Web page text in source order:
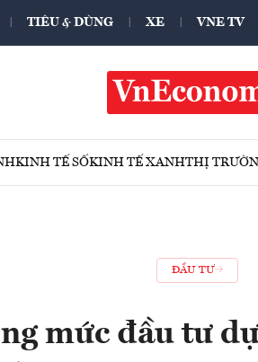
TIÊU & DÙNG XE VNE TV
KINH TẾ SỐKINH TẾ XANHTHỊ
ĐẦU TƯ
mức đầu tư